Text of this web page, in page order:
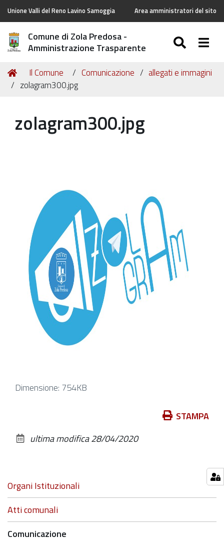
Unione Valli del Reno Lavino Samoggia Area amministratori del sito
Comune di Zola Predosa -
Amministrazione Trasparente
Tu
sei
Home
Il Comune Comunicazione
allegati e immagini
zolagram300.jpg
zolagram300.jpg
Clicca
alle
Dimensione: 754KB
documento
STAMPA
ultima modifica28/04/2020
Navigazione
Organi Istituzionali
Atti comunali
Comunicazione